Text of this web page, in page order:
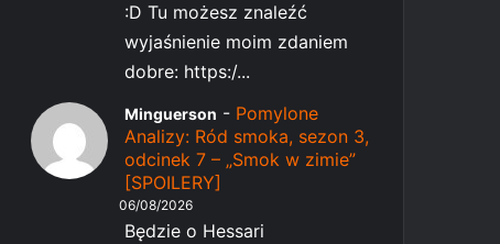
:D Tu możesz znaleźć
wyjaśnienie moim zdaniem
dobre: https:/...
Minguerson - Pomylone
Analizy: Ród smoka, sezon 3,
odcinek 7 – „Smok w zimie”
[SPOILERY]
06/08/2026
Będzie o Hessari